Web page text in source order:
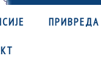
ПРИВРЕДА